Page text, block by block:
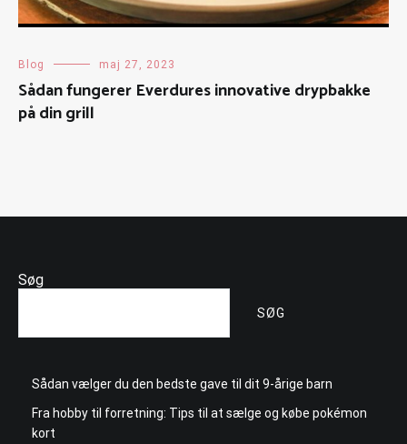
Blog maj 27, 2023
Sådan fungerer Everdures innovative drypbakke
på din grill
Søg
SØG
Sådan vælger du den bedste gave til dit 9-årige barn
Fra hobby til forretning: Tips til at sælge og købe pokémon
kort